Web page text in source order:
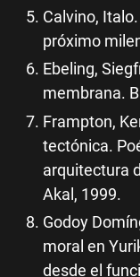
Calvino,
próximo
Ebeling,
membrana.
Frampton,
tectónica.
arquitectura
Akal, 1999.
Godoy
moral en
desde el